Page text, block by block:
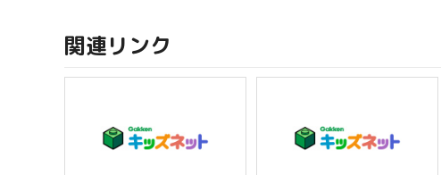
関連リンク